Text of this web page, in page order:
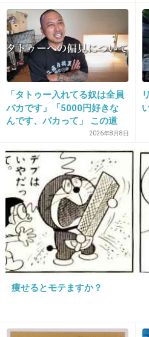
さおりはしたり顔w？！
+1174
16. 匿名 2014/10/10(金) 10:16:41
嘘！
17. 匿名2014/10/10(金) 10:16:43
「タトゥー入れてる奴は全員
バカです」「5000円好きな
んです、バカって」 この道
23年の彫り師YouTuberの動
2026年8月8日
痩せるとモテますか？